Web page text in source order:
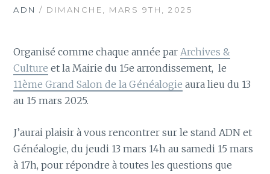
ADN / DIMANCHE, MARS 9TH, 2025
Organisé comme chaque année parArchives &
Culture et la Mairie du 15e arrondissement, le
11ème Grand Salon de la Généalogie aura lieu du 13
au 15 mars 2025.
J’aurai plaisir à vous rencontrer sur le stand ADN et
Généalogie, du jeudi 13 mars 14h au samedi 15 mars
à 17h, pour répondre à toutes les questions que